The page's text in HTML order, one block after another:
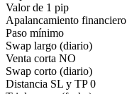
Valor de 1 pip
Apalancamiento financiero
Paso mínimo
Swap largo (diario)
Venta corta NO
Swap corto (diario)
Distancia SL y TP 0